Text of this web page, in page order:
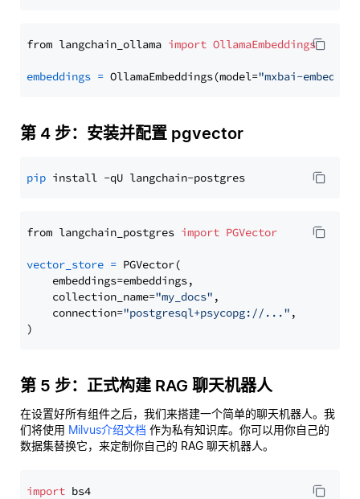
from langchain_ollama import OllamaEmbeddings
embeddings = OllamaEmbeddings(model="mxbai-embed-
第 4 步：安装并配置 pgvector
pip
from langchain_postgres import PGVector
vector_store = PGVector(
    embeddings=embeddings,
    collection_name=
"my_docs" ,
    connection=
"postgresql+psycopg://..." ,
第 5 步：正式构建 RAG 聊天机器人
在设置好所有组件之后，我们来搭建一个简单的聊天机器人。我
们将使用 Milvus介绍文档 作为私有知识库。你可以用你自己的
数据集替换它，来定制你自己的 RAG 聊天机器人。
import